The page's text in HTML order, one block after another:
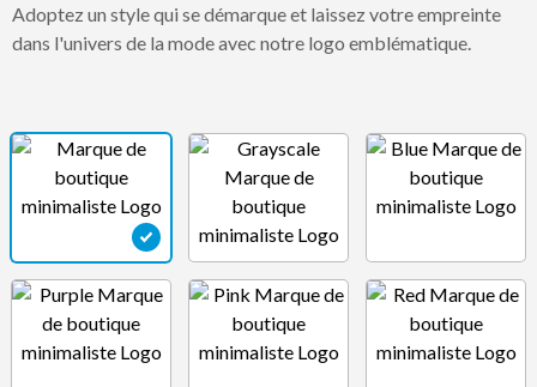
Adoptez un style qui se démarque et laissez votre empreinte
dans l'univers de la mode avec notre logo emblématique.